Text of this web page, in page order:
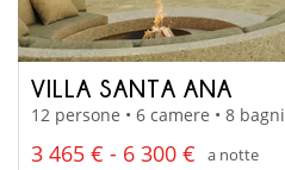
VILLA SANTA ANA
12 persone • 6 camere • 8 bagni
3 465 € - 6 300 €
a notte